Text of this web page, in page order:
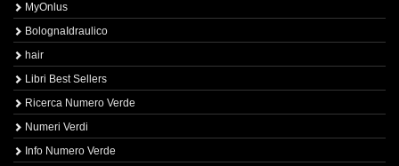
MyOnlus
BolognaIdraulico
hair
Libri Best Sellers
Ricerca Numero Verde
Numeri Verdi
Info Numero Verde